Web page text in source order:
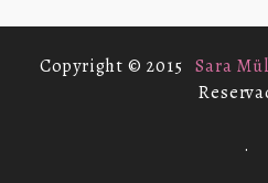
Copyright © 2015 Sara
.